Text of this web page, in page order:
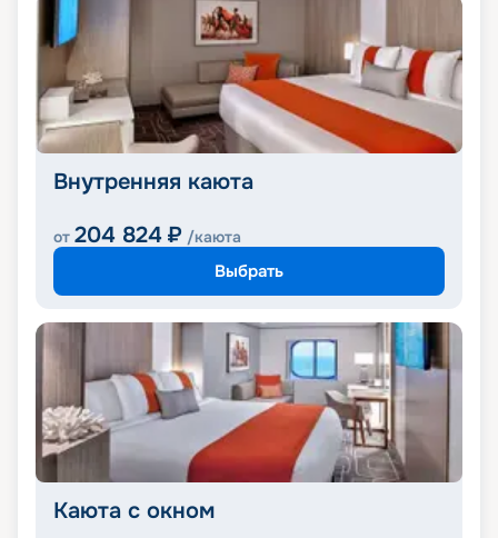
Внутренняя каюта
от 204 824 ₽ /каюта
Выбрать
Каюта с окном